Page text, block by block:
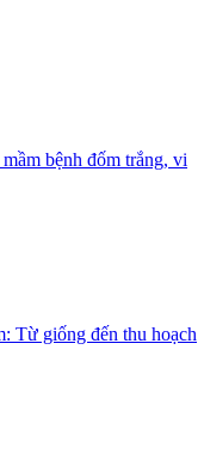
bệnh đốm trắng, vi
Từ giống đến thu hoạch